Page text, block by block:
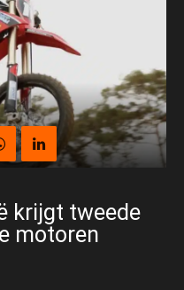
krijgt tweede
motoren